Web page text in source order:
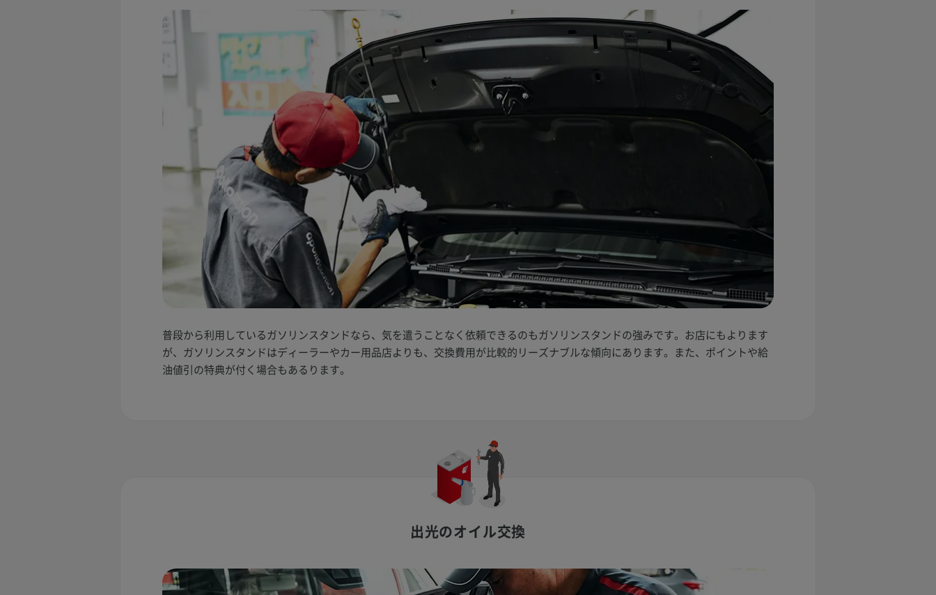
普段から利用しているガソリンスタンドなら、気を遣うことなく依頼できるのもガソリンスタンドの強みです。お店にもよります
が、ガソリンスタンドはディーラーやカー用品店よりも、交換費用が比較的リーズナブルな傾向にあります。また、ポイントや給
油値引の特典が付く場合もあるります。
出光のオイル交換